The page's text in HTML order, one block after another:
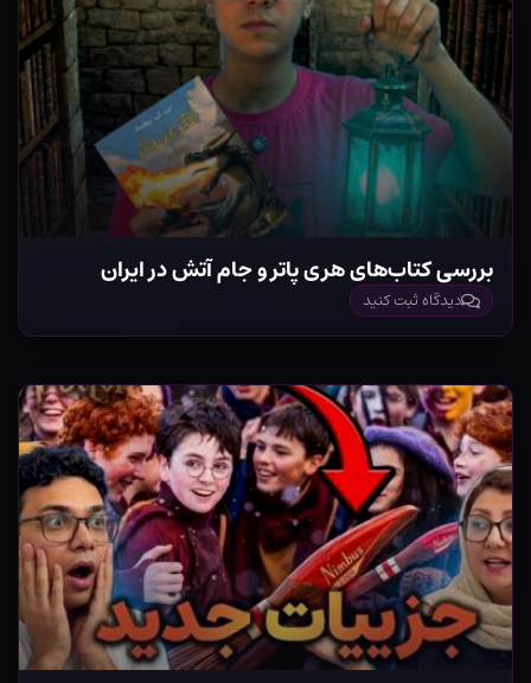
بررسی کتاب‌های هری پاتر و جام آتش در ایران
دیدگاه ثبت کنید